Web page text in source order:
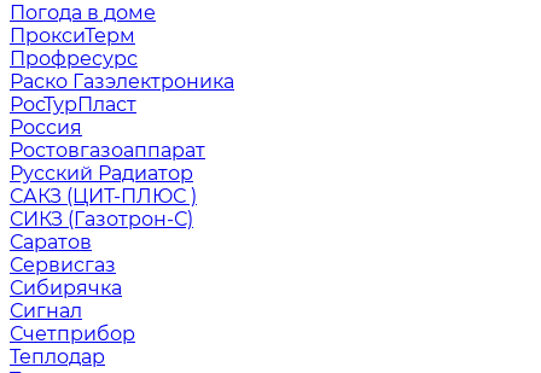
Погода в доме
ПроксиТерм
Профресурс
Раско Газэлектроника
РосТурПласт
Россия
Ростовгазоаппарат
Русский Радиатор
САКЗ (ЦИТ-ПЛЮС )
СИКЗ (Газотрон-С)
Саратов
Сервисгаз
Сибирячка
Сигнал
Счетприбор
Теплодар